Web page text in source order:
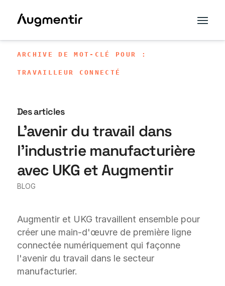
ARCHIVE DE MOT-CLÉ POUR :
TRAVAILLEUR CONNECTÉ
Des articles
L'avenir du travail dans
l'industrie manufacturière
avec UKG et Augmentir
BLOG
Augmentir et UKG travaillent ensemble pour
créer une main-d'œuvre de première ligne
connectée numériquement qui façonne
l'avenir du travail dans le secteur
manufacturier.